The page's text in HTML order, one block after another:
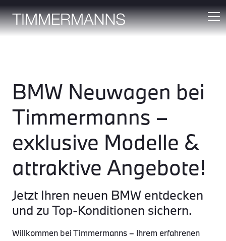
BMW Neuwagen bei
Timmermanns –
exklusive Modelle &
attraktive Angebote!
Jetzt Ihren neuen BMW entdecken
und zu Top-Konditionen sichern.
Willkommen bei Timmermanns – Ihrem erfahrenen